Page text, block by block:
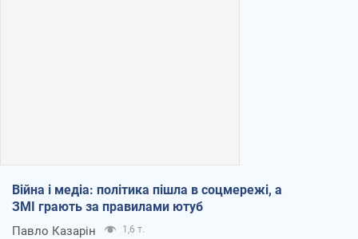
Війна і медіа: політика пішла в соцмережі, а
ЗМІ грають за правилами ютуб
Павло Казарін 1,6 т.